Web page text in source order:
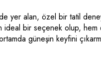
yer alan, özel bir tatil
ideal bir seçenek olup,
güneşin keyfini
olup, denizin keyfini